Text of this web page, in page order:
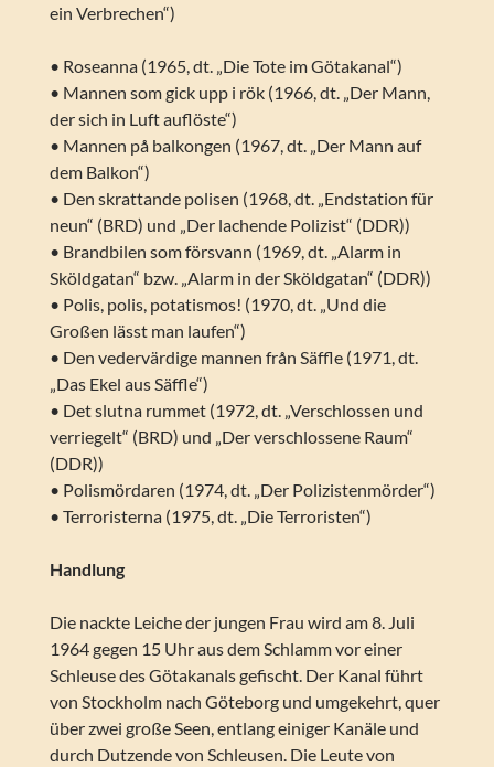
ein Verbrechen“)
• Roseanna (1965, dt. „Die Tote im Götakanal“)
• Mannen som gick upp i rök (1966, dt. „Der Mann,
der sich in Luft auflöste“)
• Mannen på balkongen (1967, dt. „Der Mann auf
dem Balkon“)
• Den skrattande polisen (1968, dt. „Endstation für
neun“ (BRD) und „Der lachende Polizist“ (DDR))
• Brandbilen som försvann (1969, dt. „Alarm in
Sköldgatan“ bzw. „Alarm in der Sköldgatan“ (DDR))
• Polis, polis, potatismos! (1970, dt. „Und die
Großen lässt man laufen“)
• Den vedervärdige mannen från Säffle (1971, dt.
„Das Ekel aus Säffle“)
• Det slutna rummet (1972, dt. „Verschlossen und
verriegelt“ (BRD) und „Der verschlossene Raum“
(DDR))
• Polismördaren (1974, dt. „Der Polizistenmörder“)
• Terroristerna (1975, dt. „Die Terroristen“)
Handlung
Die nackte Leiche der jungen Frau wird am 8. Juli
1964 gegen 15 Uhr aus dem Schlamm vor einer
Schleuse des Götakanals gefischt. Der Kanal führt
von Stockholm nach Göteborg und umgekehrt, quer
über zwei große Seen, entlang einiger Kanäle und
durch Dutzende von Schleusen. Die Leute von